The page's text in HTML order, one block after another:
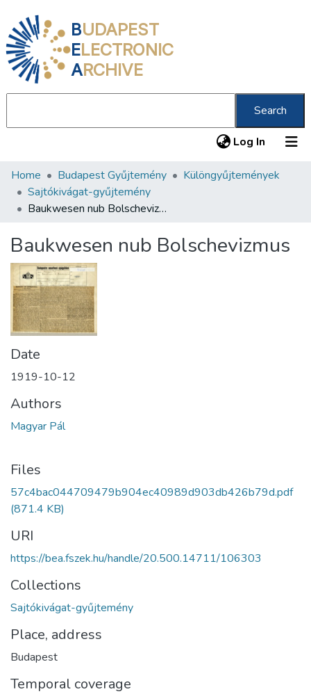
BUDAPEST
ELECTRONIC
ARCHIVE
Search
Log In (current)
Communities & Collections
All of DSpace
About us
Home Budapest Gyűjtemény
Különgyűjtemények
Sajtókivágat-gyűjtemény
Baukwesen nub Bolschevizmus
Baukwesen nub Bolschevizmus
Date
1919-10-12
Authors
Magyar Pál
Files
57c4bac044709479b904ec40989d903db426b79d.pdf
(871.4 KB)
URI
https://bea.fszek.hu/handle/20.500.14711/106303
Collections
Sajtókivágat-gyűjtemény
Place, address
Budapest
Temporal coverage